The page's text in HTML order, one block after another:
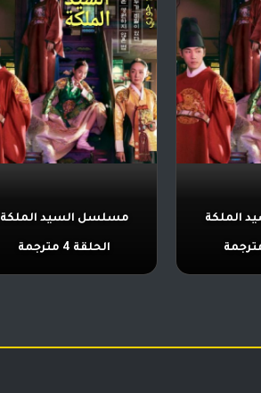
الملكة مسلسل السيد الملكة
الحلقة 4 مترجمة